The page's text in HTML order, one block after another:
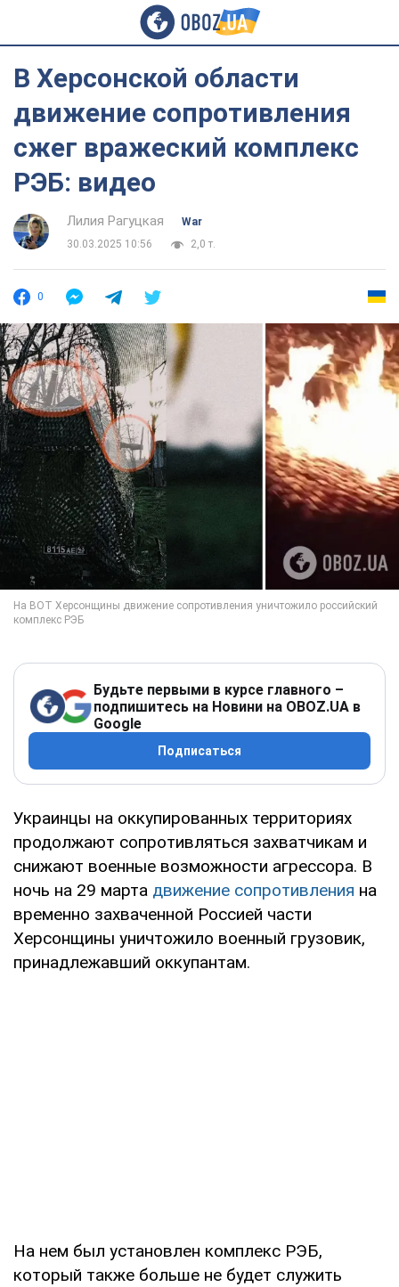
В Херсонской области
движение сопротивления
сжег вражеский комплекс
РЭБ: видео
Лилия Рагуцкая
War
30.03.2025 10:56
2,0 т.
0
Будьте первыми в курсе главного –
подпишитесь на Новини на OBOZ.UA в
Google
Подписаться
Украинцы на оккупированных территориях
продолжают сопротивляться захватчикам и
снижают военные возможности агрессора. В
ночь на 29 марта движение сопротивления на
временно захваченной Россией части
Херсонщины уничтожило военный грузовик,
принадлежавший оккупантам.
На нем был установлен комплекс РЭБ,
который также больше не будет служить